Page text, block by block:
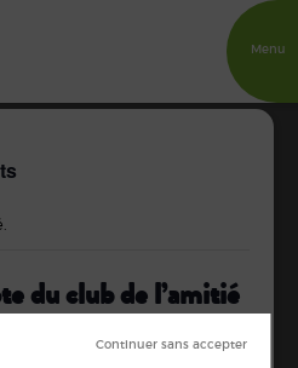
Menu
du club de l’amitié